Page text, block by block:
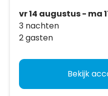
vr 14 augustus - ma
3 nachten
2 gasten
Bekijk